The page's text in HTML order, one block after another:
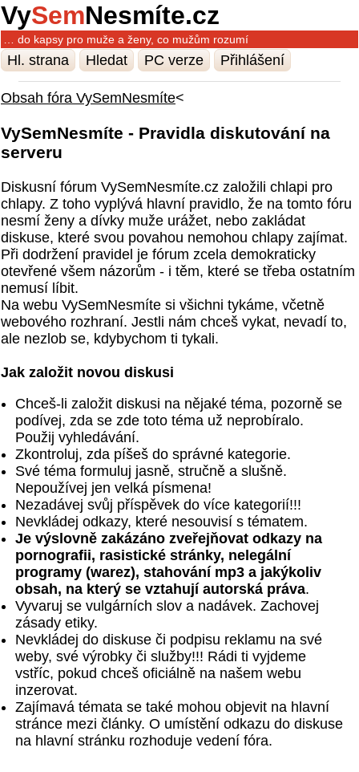
VySemNesmíte.cz
… do kapsy pro muže a ženy, co mužům rozumí
Hl. strana Hledat PC verze Přihlášení
Obsah fóra VySemNesmíte<
VySemNesmíte - Pravidla diskutování na
serveru
Diskusní fórum VySemNesmíte.cz založili chlapi pro
chlapy. Z toho vyplývá hlavní pravidlo, že na tomto fóru
nesmí ženy a dívky muže urážet, nebo zakládat
diskuse, které svou povahou nemohou chlapy zajímat.
Při dodržení pravidel je fórum zcela demokraticky
otevřené všem názorům - i těm, které se třeba ostatním
nemusí líbit.
Na webu VySemNesmíte si všichni tykáme, včetně
webového rozhraní. Jestli nám chceš vykat, nevadí to,
ale nezlob se, kdybychom ti tykali.
Jak založit novou diskusi
Chceš-li založit diskusi na nějaké téma, pozorně se
podívej, zda se zde toto téma už neprobíralo.
Použij vyhledávání.
Zkontroluj, zda píšeš do správné kategorie.
Své téma formuluj jasně, stručně a slušně.
Nepoužívej jen velká písmena!
Nezadávej svůj příspěvek do více kategorií!!!
Nevkládej odkazy, které nesouvisí s tématem.
Je výslovně zakázáno zveřejňovat odkazy na
pornografii, rasistické stránky, nelegální
programy (warez), stahování mp3 a jakýkoliv
obsah, na který se vztahují autorská práva.
Vyvaruj se vulgárních slov a nadávek. Zachovej
zásady etiky.
Nevkládej do diskuse či podpisu reklamu na své
weby, své výrobky či služby!!! Rádi ti vyjdeme
vstříc, pokud chceš oficiálně na našem webu
inzerovat.
Zajímavá témata se také mohou objevit na hlavní
stránce mezi články. O umístění odkazu do diskuse
na hlavní stránku rozhoduje vedení fóra.